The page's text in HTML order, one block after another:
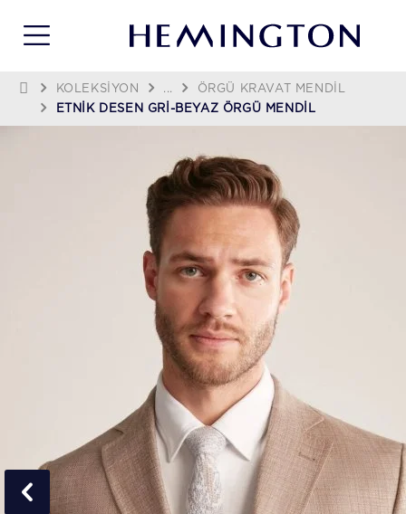
KOLEKSIYON ...
ÖRGÜ KRAVAT MENDIL
ETNIK DESEN GRI-BEYAZ ÖRGÜ MENDIL